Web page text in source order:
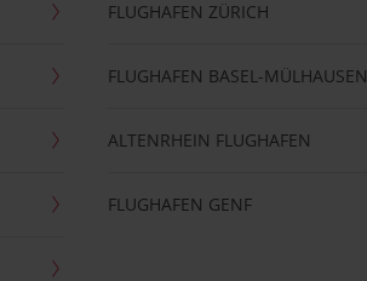
FLUGHAFEN ZÜRICH
FLUGHAFEN BASEL-MÜLHAUSEN
ALTENRHEIN FLUGHAFEN
FLUGHAFEN GENF